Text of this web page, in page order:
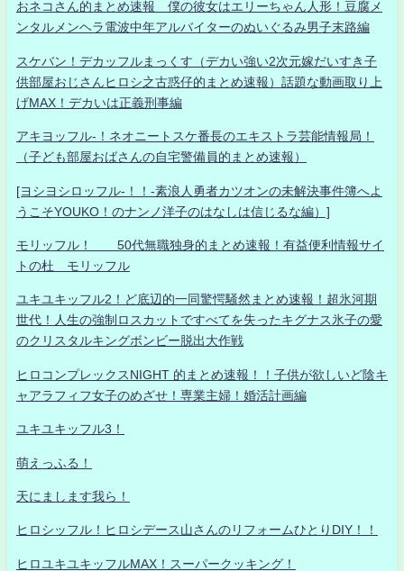
おネコさん的まとめ速報 僕の彼女はエリーちゃん人形！豆腐メ
ンタルメンヘラ電波中年アルバイターのぬいぐるみ男子末路編
スケバン！デカッフルまっくす（デカい強い2次元嫁だいすき子
供部屋おじさんヒロシ之古惑仔的まとめ速報）話題な動画取り上
げMAX！デカいは正義刑事編
アキヨッフル-！ネオニートスケ番長のエキストラ芸能情報局！
（子ども部屋おばさんの自宅警備員的まとめ速報）
[ヨシヨシロッフル-！！-素浪人勇者カツオンの未解決事件簿へよ
うこそYOUKO！のナンノ洋子のはなしは信じるな編）]
モリッフル！ 50代無職独身的まとめ速報！有益便利情報サイ
トの杜 モリッフル
ユキユキッフル2！ど底辺的一同驚愕騒然まとめ速報！超氷河期
世代！人生の強制ロスカットですべてを失ったキグナス氷子の愛
のクリスタルキングボンビー脱出大作戦
ヒロコンプレックスNIGHT 的まとめ速報！！子供が欲しいど陰キ
ャアラフィフ女子のめざせ！専業主婦！婚活計画編
ユキユキッフル3！
萌えっふる！
天にまします我ら！
ヒロシッフル！ヒロシデース山さんのリフォームひとりDIY！！
ヒロユキユキッフルMAX！スーパークッキング！